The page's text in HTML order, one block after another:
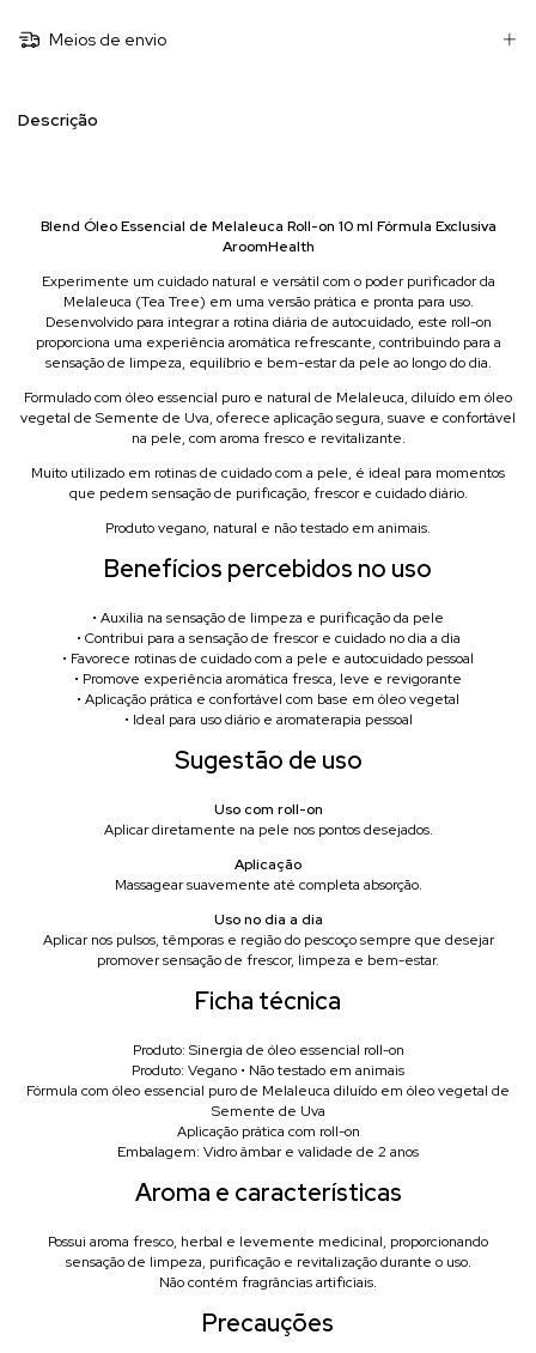
Meios de envio
Descrição
Blend Óleo Essencial de Melaleuca Roll-on 10 ml Fórmula Exclusiva
AroomHealth
Experimente um cuidado natural e versátil com o poder purificador da
Melaleuca (Tea Tree) em uma versão prática e pronta para uso.
Desenvolvido para integrar a rotina diária de autocuidado, este roll-on
proporciona uma experiência aromática refrescante, contribuindo para a
sensação de limpeza, equilíbrio e bem-estar da pele ao longo do dia.
Formulado com óleo essencial puro e natural de Melaleuca, diluído em óleo
vegetal de Semente de Uva, oferece aplicação segura, suave e confortável
na pele, com aroma fresco e revitalizante.
Muito utilizado em rotinas de cuidado com a pele, é ideal para momentos
que pedem sensação de purificação, frescor e cuidado diário.
Produto vegano, natural e não testado em animais.
Benefícios percebidos no uso
• Auxilia na sensação de limpeza e purificação da pele
• Contribui para a sensação de frescor e cuidado no dia a dia
• Favorece rotinas de cuidado com a pele e autocuidado pessoal
• Promove experiência aromática fresca, leve e revigorante
• Aplicação prática e confortável com base em óleo vegetal
• Ideal para uso diário e aromaterapia pessoal
Sugestão de uso
Uso com roll-on
Aplicar diretamente na pele nos pontos desejados.
Aplicação
Massagear suavemente até completa absorção.
Uso no dia a dia
Aplicar nos pulsos, têmporas e região do pescoço sempre que desejar
promover sensação de frescor, limpeza e bem-estar.
Ficha técnica
Produto: Sinergia de óleo essencial roll-on
Produto: Vegano • Não testado em animais
Fórmula com óleo essencial puro de Melaleuca diluído em óleo vegetal de
Semente de Uva
Aplicação prática com roll-on
Embalagem: Vidro âmbar e validade de 2 anos
Aroma e características
Possui aroma fresco, herbal e levemente medicinal, proporcionando
sensação de limpeza, purificação e revitalização durante o uso.
Não contém fragrâncias artificiais.
Precauções